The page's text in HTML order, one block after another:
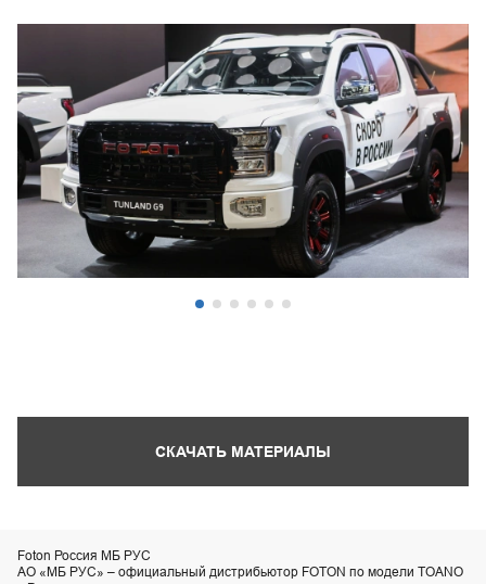
СКАЧАТЬ МАТЕРИАЛЫ
Foton Россия МБ РУС
АО «МБ РУС» – официальный дистрибьютор FOTON по модели TOANO